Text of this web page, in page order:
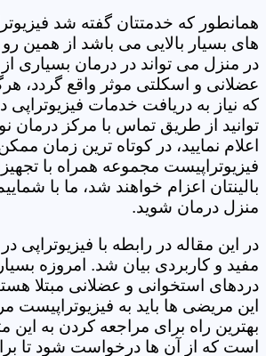
همانطور که خدمتتان گفته شد
های بسیار بالایی می باشد از همین رو
در منزل می تواند در درمان بسیاری
عضلانی و اسکلتی موثر واقع گردد،
که نیاز به دریافت خدمات فیزیوتراپی
توانید از طریق تماس با مرکز درمان
اعلام نمایید، در کوتاه ترین زمان
فیزیوتراپیست مجموعه همراه با
بالینتان اعزام خواهند شد، ما با
منزل درمان شوید.
در این مقاله در رابطه با فیزیوتراپی
مفید و کاربردی بیان شد. امروزه
دردهای استخوانی و عضلانی مبتلا
این مریضی ها باید به فیزیوتراپیست
بهترین راه برای مراجعه کردن به
است که از آن ها درخواست شود تا